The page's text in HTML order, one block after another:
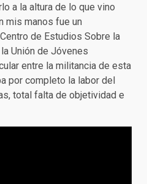
a la altura de lo que vino
mis manos fue un
de Estudios Sobre la
Unión de Jóvenes
entre la militancia de esta
por completo la labor del
total falta de objetividad e